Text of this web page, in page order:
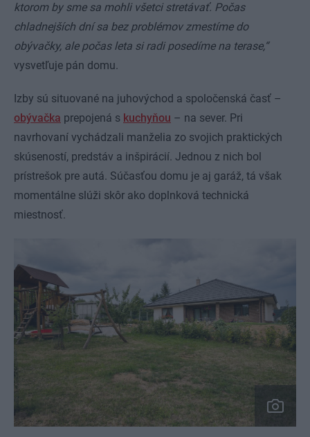
ktorom by sme sa mohli všetci stretávať. Počas
chladnejších dní sa bez problémov zmestíme do
obývačky, ale počas leta si radi posedíme na terase,“
vysvetľuje pán domu.
Izby sú situované na juhovýchod a spoločenská časť –
obývačka prepojená s kuchyňou – na sever. Pri
navrhovaní vychádzali manželia zo svojich praktických
skúseností, predstáv a inšpirácií. Jednou z nich bol
prístrešok pre autá. Súčasťou domu je aj garáž, tá však
momentálne slúži skôr ako doplnková technická
miestnosť.